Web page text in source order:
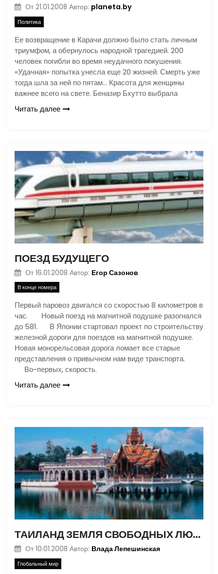
От 21.01.2008 Автор: planeta.by
Политика
Ее возвращение в Карачи должно было стать личным
триумфом, а обернулось народной трагедией. 200
человек погибли во время неудачного покушения.
«Удачная» попытка унесла еще 20 жизней. Смерть уже
тогда шла за ней по пятам… Красота для женщины
важнее всего на свете. Беназир Бхутто выбрала
Читать далее
ПОЕЗД БУДУЩЕГО
От 16.01.2008 Автор: Егор Сазонов
В конце номера
Первый паровоз двигался со скоростью 8 километров в
час. Новый поезд на магнитной подушке разогнался
до 581. В Японии стартовал проект по строительству
железной дороги для поездов на магнитной подушке.
Новая монорельсовая дорога ломает все старые
представления о привычном нам виде транспорта.
Во-первых, скорость.
Читать далее
ТАИЛАНД ЗЕМЛЯ СВОБОДНЫХ ЛЮДЕЙ
От 10.01.2008 Автор: Влада Лепешинская
Глобальный мир